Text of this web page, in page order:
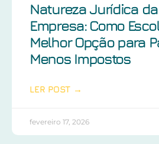
Natureza Jurídica da
Empresa: Como
Melhor Opção para
Menos Impostos
LER POST →
fevereiro 17, 2026